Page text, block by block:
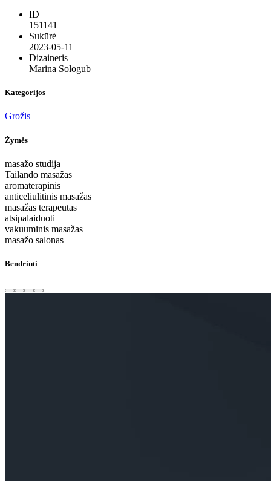
ID
151141
Sukūrė
2023-05-11
Dizaineris
Marina Sologub
Kategorijos
Grožis
Žymės
masažo studija
Tailando masažas
aromaterapinis
anticeliulitinis masažas
masažas terapeutas
atsipalaiduoti
vakuuminis masažas
masažo salonas
Bendrinti